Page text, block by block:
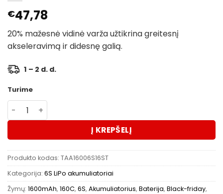
€47,78
20% mažesnė vidinė varža užtikrina greitesnį
akseleravimą ir didesnę galią.
1 – 2 d. d.
Turime
produkto kiekis: Akumuliatorius Tattu R-Line V6
Į KREPŠELĮ
Produkto kodas: TAA16006S16ST
Kategorija: 6S LiPo akumuliatoriai
Žymų: 1600mAh, 160C, 6S, Akumuliatorius, Baterija, Black-friday,